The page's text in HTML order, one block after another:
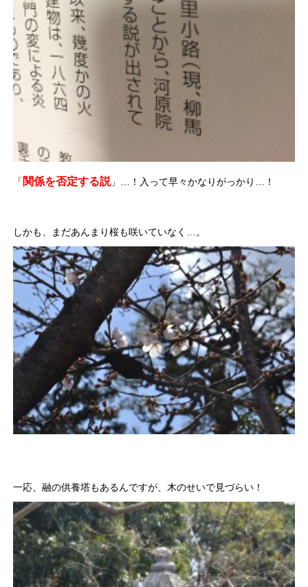
「 関係を否定する説」…！入って早々かなりがっかり…！
しかも、まだあんまり桜も咲いていなく…。
一応、融の供養塔もあるんですが、木のせいで見づらい！